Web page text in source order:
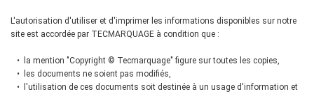
L'autorisation d'utiliser et d'imprimer les informations disponibles sur notre
site est accordée par TECMARQUAGE à condition que :
• la mention "Copyright © Tecmarquage" figure sur toutes les copies,
• les documents ne soient pas modifiés,
• l'utilisation de ces documents soit destinée à un usage d'information et